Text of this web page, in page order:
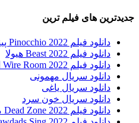
جدیدترین های فیلم ترین
دانلود فیلم Pinocchio 2022 پینوکیو
دانلود فیلم Beast 2022 هیولا
دانلود فیلم Wire Room 2022 اتاق شنود
دانلود سریال مهمونی
دانلود سریال یاغی
دانلود سریال خون سرد
دانلود فیلم 2022 Dead Zone منطقه مرده